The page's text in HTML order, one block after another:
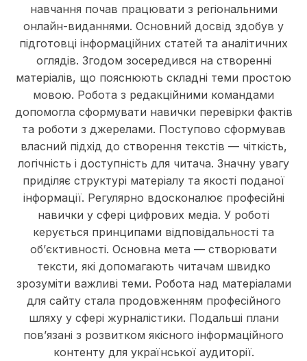
навчання почав працювати з регіональними
онлайн-виданнями. Основний досвід здобув у
підготовці інформаційних статей та аналітичних
оглядів. Згодом зосередився на створенні
матеріалів, що пояснюють складні теми простою
мовою. Робота з редакційними командами
допомогла сформувати навички перевірки фактів
та роботи з джерелами. Поступово сформував
власний підхід до створення текстів — чіткість,
логічність і доступність для читача. Значну увагу
приділяє структурі матеріалу та якості поданої
інформації. Регулярно вдосконалює професійні
навички у сфері цифрових медіа. У роботі
керується принципами відповідальності та
об’єктивності. Основна мета — створювати
тексти, які допомагають читачам швидко
зрозуміти важливі теми. Робота над матеріалами
для сайту стала продовженням професійного
шляху у сфері журналістики. Подальші плани
пов’язані з розвитком якісного інформаційного
контенту для української аудиторії.